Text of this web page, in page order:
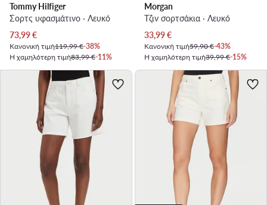
Tommy Hilfiger
Σορτς υφασμάτινο · Λευκό
Τρέχουσα τιμή
73,99€
Κανονική τιμή119,99 €-38%
Η χαμηλότερη τιμή83,99 €-11%
Morgan
Τζιν σορτσάκια · Λευκό
Τρέχουσα τιμή
33,99€
Κανονική τιμή59,90 €-43%
Η χαμηλότερη τιμή39,99 €-15%